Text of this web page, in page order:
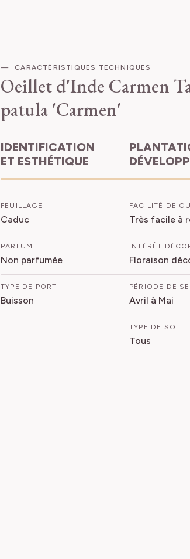
CARACTÉRISTIQUES TECHNIQUES
Oeillet d'Inde Carmen
patula 'Carmen'
IDENTIFICATION
ET ESTHÉTIQUE
FEUILLAGE
Caduc
PARFUM
Non parfumée
TYPE DE PORT
Buisson
PLANTATION ET
FACILITÉ DE
Très facile à
INTÉRÊT
Floraison
PÉRIODE DE
Avril à Mai
TYPE DE SOL
Tous